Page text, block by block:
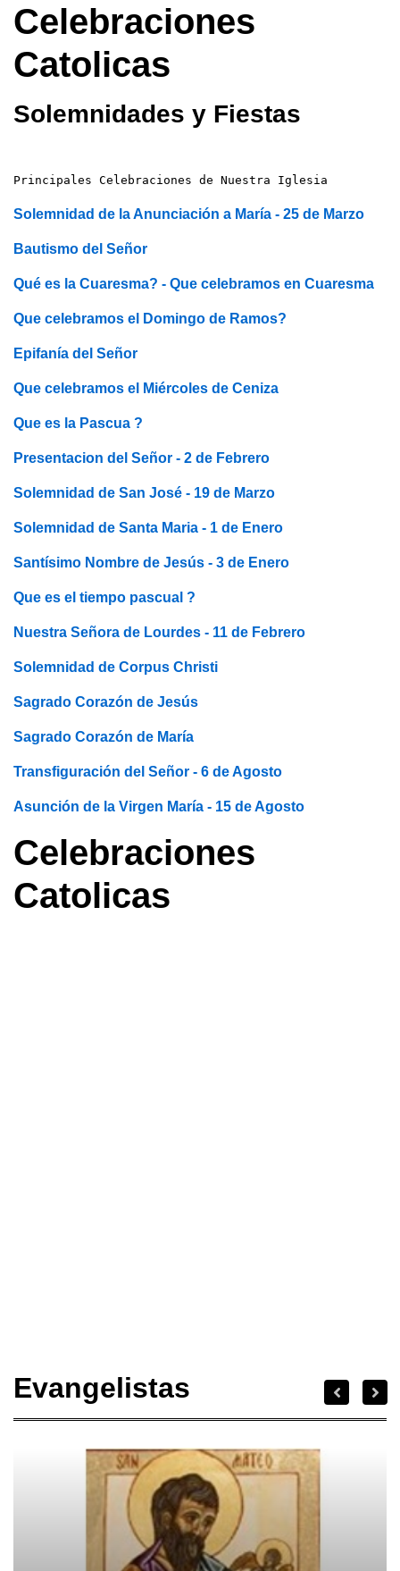
Celebraciones
Catolicas
Solemnidades y Fiestas
Principales Celebraciones de Nuestra Iglesia
Solemnidad de la Anunciación a María - 25 de Marzo
Bautismo del Señor
Qué es la Cuaresma? - Que celebramos en Cuaresma
Que celebramos el Domingo de Ramos?
Epifanía del Señor
Que celebramos el Miércoles de Ceniza
Que es la Pascua ?
Presentacion del Señor - 2 de Febrero
Solemnidad de San José - 19 de Marzo
Solemnidad de Santa Maria - 1 de Enero
Santísimo Nombre de Jesús - 3 de Enero
Que es el tiempo pascual ?
Nuestra Señora de Lourdes - 11 de Febrero
Solemnidad de Corpus Christi
Sagrado Corazón de Jesús
Sagrado Corazón de María
Transfiguración del Señor - 6 de Agosto
Asunción de la Virgen María - 15 de Agosto
Celebraciones
Catolicas
Evangelistas